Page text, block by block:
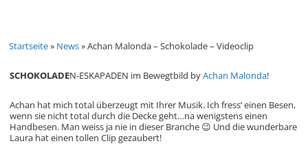
Startseite» News»Achan Malonda – Schokolade – Videoclip
SCHOKOLADEN-ESKAPADEN im Bewegtbild byAchan Malonda!
Achan hat mich total überzeugt mit Ihrer Musik. Ich fress‘ einen Besen,
wenn sie nicht total durch die Decke geht…na wenigstens einen
Handbesen. Man weiss ja nie in dieser Branche 😉 Und die wunderbare
Laura hat einen tollen Clip gezaubert!